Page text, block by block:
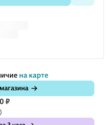
на карте
₽